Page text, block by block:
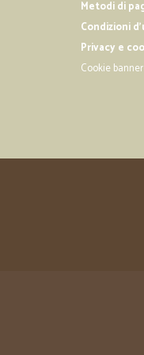
Metodi di
Condizioni
Privacy e
Cookie banner